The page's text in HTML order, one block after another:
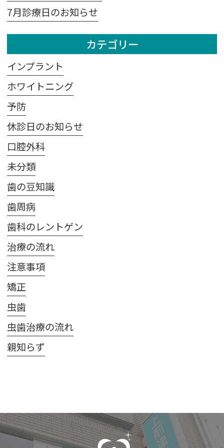
7月診療日のお知らせ
カテゴリー
インプラント
ホワイトニング
予防
休診日のお知らせ
口腔外科
未分類
歯の豆知識
歯周病
歯科のレントゲン
治療の流れ
注意事項
矯正
虫歯
虫歯治療の流れ
親知らず